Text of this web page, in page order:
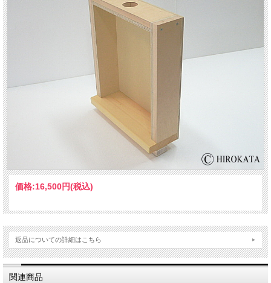
価格:16,500円(税込)
返品についての詳細はこちら
関連商品